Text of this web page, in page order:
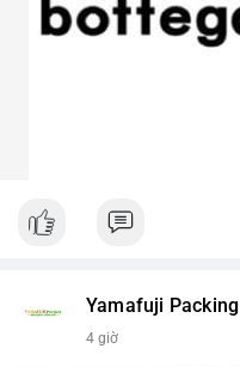
Yamafuji Packing
4 giờ